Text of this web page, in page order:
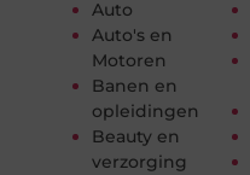
Auto
Auto's en
Motoren
Banen en
opleidingen
Beauty en
verzorging